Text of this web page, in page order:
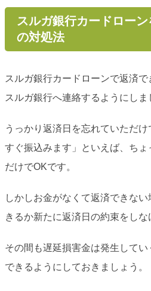
スルガ銀行カードロー
の対処法
スルガ銀行カードローンで返済
スルガ銀行へ連絡するようにしま
うっかり返済日を忘れていただ
すぐ振込みます」といえば、ちょ
だけでOKです。
しかしお金がなくて返済できな
きるか新たに返済日の約束をしな
その間も遅延損害金は発生して
できるようにしておきましょう。